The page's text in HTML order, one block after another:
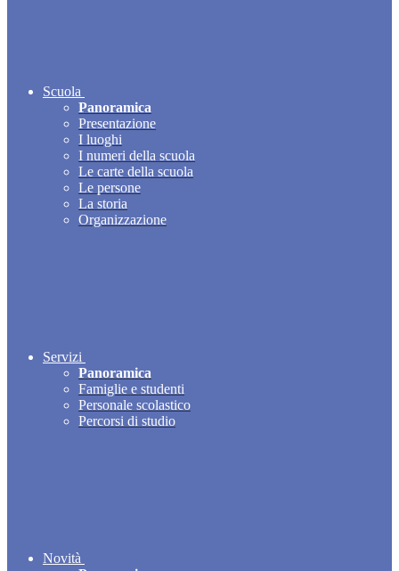
Scuola
Panoramica
Presentazione
I luoghi
I numeri della scuola
Le carte della scuola
Le persone
La storia
Organizzazione
Servizi
Panoramica
Famiglie e studenti
Personale scolastico
Percorsi di studio
Novità